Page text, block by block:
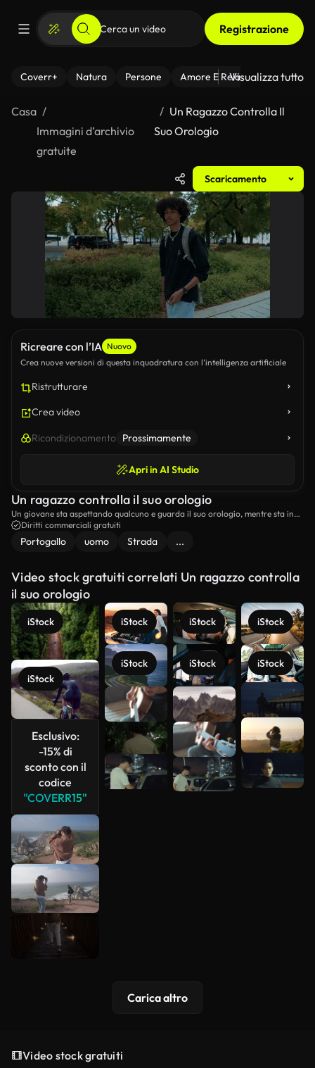
Registrazione
Coverr+ Natura Persone Amore E Relazioni Il
Visualizza tutto
Casa
Immagini d’archivio
gratuite
Un Ragazzo Controlla Il
Suo Orologio
Scaricamento
Ricreare con l’IA Nuovo
Crea nuove versioni di questa inquadratura con l’intelligenza artificiale
Ristrutturare
Crea video
Ricondizionamento Prossimamente
Apri in AI Studio
Un ragazzo controlla il suo orologio
Un giovane sta aspettando qualcuno e guarda il suo orologio, mentre sta in
piedi in strada.
Diritti commerciali gratuiti
Portogallo uomo Strada ...
Video stock gratuiti correlati Un ragazzo controlla
il suo orologio
iStock
iStock
Esclusivo:
-15% di
sconto con il
codice
"COVERR15"
iStock
iStock
iStock
iStock
iStock
iStock
Scopri di
più
Carica altro
Video stock gratuiti